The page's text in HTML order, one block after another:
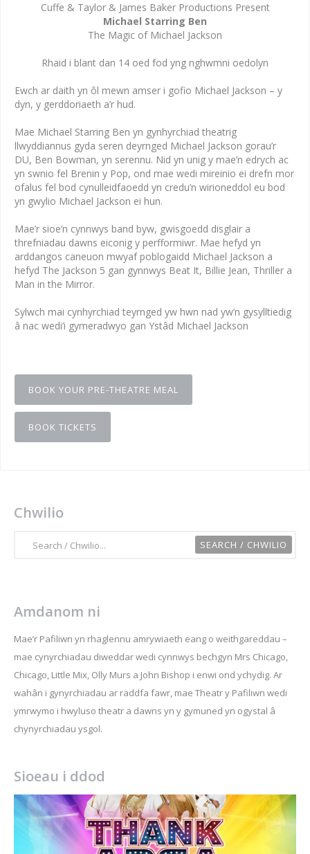
Cuffe & Taylor & James Baker Productions Present
Michael Starring Ben
The Magic of Michael Jackson
Rhaid i blant dan 14 oed fod yng nghwmni oedolyn
Ewch ar daith yn ôl mewn amser i gofio Michael Jackson – y
dyn, y gerddoriaeth a’r hud.
Mae Michael Starring Ben yn gynhyrchiad theatrig
llwyddiannus gyda seren deyrnged Michael Jackson gorau’r
DU, Ben Bowman, yn serennu. Nid yn unig y mae’n edrych ac
yn swnio fel Brenin y Pop, ond mae wedi mireinio ei drefn mor
ofalus fel bod cynulleidfaoedd yn credu’n wirioneddol eu bod
yn gwylio Michael Jackson ei hun.
Mae’r sioe’n cynnwys band byw, gwisgoedd disglair a
threfniadau dawns eiconig y perfformiwr. Mae hefyd yn
arddangos caneuon mwyaf poblogaidd Michael Jackson a
hefyd The Jackson 5 gan gynnwys Beat It, Billie Jean, Thriller a
Man in the Mirror.
Sylwch mai cynhyrchiad teyrnged yw hwn nad yw’n gysylltiedig
â nac wedi’i gymeradwyo gan Ystâd Michael Jackson
BOOK YOUR PRE-THEATRE MEAL
BOOK TICKETS
Chwilio
Amdanom ni
Mae’r Pafiliwn yn rhaglennu amrywiaeth eang o weithgareddau –
mae cynyrchiadau diweddar wedi cynnwys bechgyn Mrs Chicago,
Chicago, Little Mix, Olly Murs a John Bishop i enwi ond ychydig. Ar
wahân i gynyrchiadau ar raddfa fawr, mae Theatr y Pafiliwn wedi
ymrwymo i hwyluso theatr a dawns yn y gymuned yn ogystal â
chynyrchiadau ysgol.
Sioeau i ddod